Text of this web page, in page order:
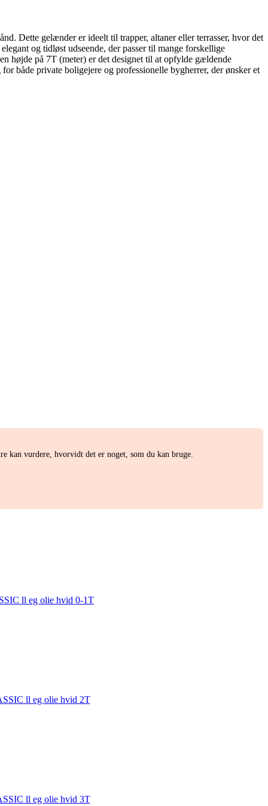
Dette gelænder er ideelt til trapper, altaner eller terrasser, hvor det
og tidløst udseende, der passer til mange forskellige
højde på 7T (meter) er det designet til at opfylde gældende
både private boligejere og professionelle bygherrer, der ønsker et
kan vurdere, hvorvidt det er noget, som du kan bruge.